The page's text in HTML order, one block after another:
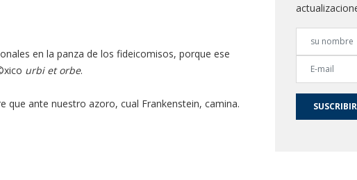
en la panza de los fideicomisos, porque ese
urbi et orbe.
que ante nuestro azoro, cual Frankenstein, camina.